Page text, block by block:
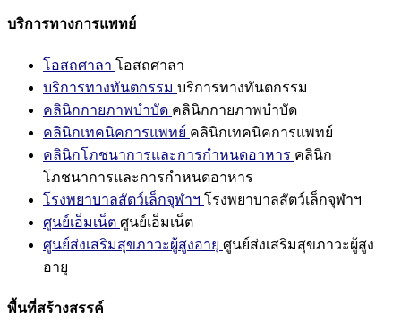
บริการทางการแพทย์
โอสถศาลา โอสถศาลา
บริการทางทันตกรรม บริการทางทันตกรรม
คลินิกกายภาพบำบัด คลินิกกายภาพบำบัด
คลินิกเทคนิคการแพทย์ คลินิกเทคนิคการแพทย์
คลินิกโภชนาการและการกำหนดอาหาร คลินิก
โภชนาการและการกำหนดอาหาร
โรงพยาบาลสัตว์เล็กจุฬาฯ โรงพยาบาลสัตว์เล็กจุฬาฯ
ศูนย์เอ็มเน็ต ศูนย์เอ็มเน็ต
ศูนย์ส่งเสริมสุขภาวะผู้สูงอายุ ศูนย์ส่งเสริมสุขภาวะผู้สูง
อายุ
พื้นที่สร้างสรรค์